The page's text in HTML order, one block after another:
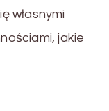
własnymi
jakie